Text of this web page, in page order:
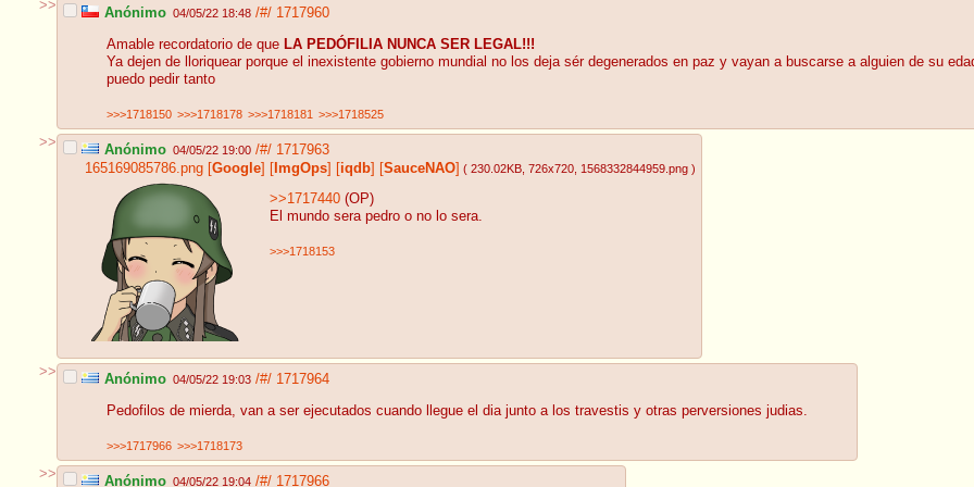
>> Anónimo 04/05/22 18:48 /#/ 1717960
Amable recordatorio de que LA PEDÓFILIA NUNCA SER LEGAL!!!
Ya dejen de lloriquear porque el inexistente gobierno mundial no los deja sér degenerados en paz y vayan a buscarse a alguien de su
puedo pedir tanto
>>>1718150 >>>1718178 >>>1718181 >>>1718525
>> Anónimo 04/05/22 19:00 /#/ 1717963
165169085786.png [Google] [ ImgOps] [iqdb] [SauceNAO] ( 230.02KB , 726x720 , 1568332844959.png )
>>1717440 (OP)
El mundo sera pedro o no lo sera.
>>>1718153
>> Anónimo 04/05/22 19:03 /#/ 1717964
Pedofilos de mierda, van a ser ejecutados cuando llegue el dia junto a los travestis y otras perversiones judias.
>>>1717966 >>>1718173
>> Anónimo 04/05/22 19:04 /#/ 1717966